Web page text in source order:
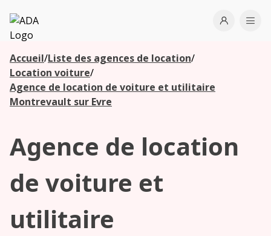
ADA
Open
Accueil/Liste des agences de location/
Location voiture/
Agence de location de voiture et utilitaire
Montrevault sur Evre
Agence de location
de voiture et
utilitaire
Les
agences à
proximité
Commencez
votre
recherche
pour voir les
proximité